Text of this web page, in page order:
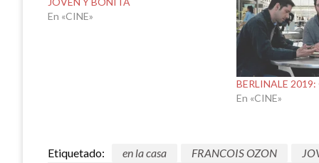
En «CINE»
BERLINALE
En «CINE»
Etiquetado: en la casa FRANCOIS OZON